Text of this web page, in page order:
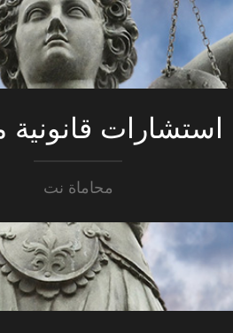
استشارات قانونية
محاماة نت